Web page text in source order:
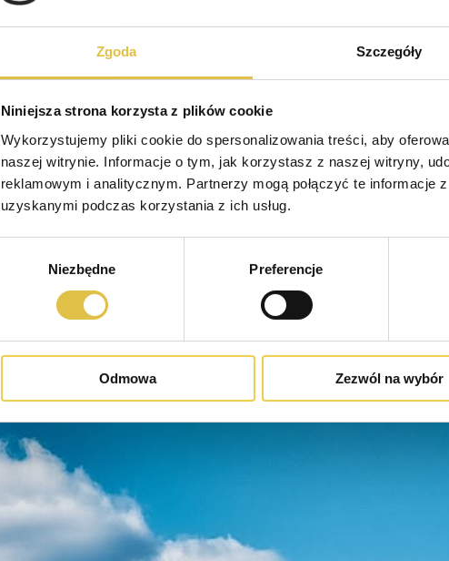
Zgoda Szczegóły
Niniejsza strona korzysta z plików cookie
Wykorzystujemy pliki cookie do spersonalizowania treści, aby
naszej witrynie. Informacje o tym, jak korzystasz z naszej witryny,
reklamowym i analitycznym. Partnerzy mogą połączyć te informacje
uzyskanymi podczas korzystania z ich usług.
Niezbędne Preferencje
Odmowa Zezwól na wybór